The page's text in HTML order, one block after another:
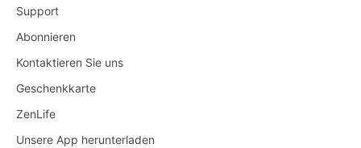
Support
Abonnieren
Kontaktieren Sie uns
Geschenkkarte
ZenLife
Unsere App herunterladen